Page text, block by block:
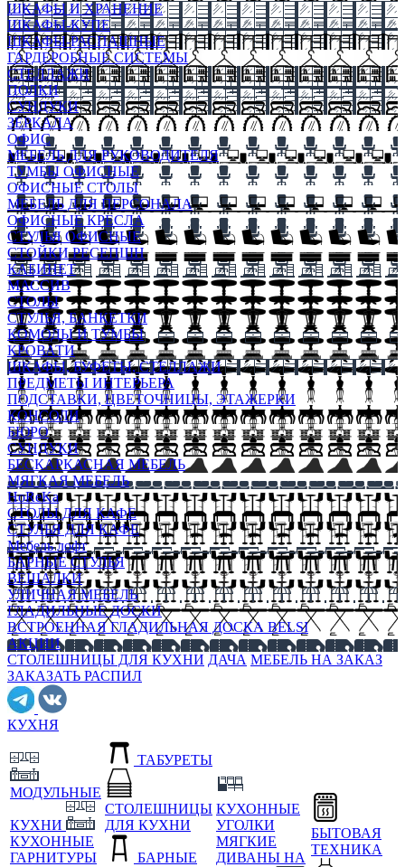
ШКАФЫ И ХРАНЕНИЕ
ШКАФЫ-КУПЕ
ШКАФЫ-РАСПАШНЫЕ
ГАРДЕРОБНЫЕ СИСТЕМЫ
СТЕЛЛАЖИ
ПОЛКИ
СУНДУКИ
ЗЕРКАЛА
ОФИС
МЕБЕЛЬ ДЛЯ РУКОВОДИТЕЛЯ
ТУМБЫ ОФИСНЫЕ
ОФИСНЫЕ СТОЛЫ
МЕБЕЛЬ ДЛЯ ПЕРСОНАЛА
ОФИСНЫЕ КРЕСЛА
СТУЛЬЯ ОФИСНЫЕ
СТОЙКИ РЕСЕПШН
КАБИНЕТ
МАССИВ
СТОЛЫ
СТУЛЬЯ, БАНКЕТКИ
КОМОДЫ И ТУМБЫ
КРОВАТИ
ШКАФЫ, БУФЕТЫ, СТЕЛЛАЖИ
ПРЕДМЕТЫ ИНТЕРЬЕРА
ПОДСТАВКИ, ЦВЕТОЧНИЦЫ, ЭТАЖЕРКИ
КОНСОЛИ
БЮРО
СУНДУКИ
БЕСКАРКАСНАЯ МЕБЕЛЬ
МЯГКАЯ МЕБЕЛЬ
HoReKa
СТОЛЫ ДЛЯ КАФЕ
СТУЛЬЯ ДЛЯ КАФЕ
Мебель лофт
БАРНЫЕ СТУЛЬЯ
ВЕШАЛКИ
УЛИЧНАЯ МЕБЕЛЬ
ГЛАДИЛЬНЫЕ ДОСКИ
ВСТРОЕННАЯ ГЛАДИЛЬНАЯ ДОСКА BELSI
АКЦИИ
СТОЛЕШНИЦЫ ДЛЯ КУХНИ ДАЧА МЕБЕЛЬ НА ЗАКАЗ
ЗАКАЗАТЬ РАСПИЛ
КУХНЯ
МОДУЛЬНЫЕ
КУХНИ
КУХОННЫЕ
ГАРНИТУРЫ
ТАБУРЕТЫ
СТОЛЕШНИЦЫ
ДЛЯ КУХНИ
БАРНЫЕ
КУХОННЫЕ
УГОЛКИ
МЯГКИЕ
ДИВАНЫ НА
БЫТОВАЯ
ТЕХНИКА